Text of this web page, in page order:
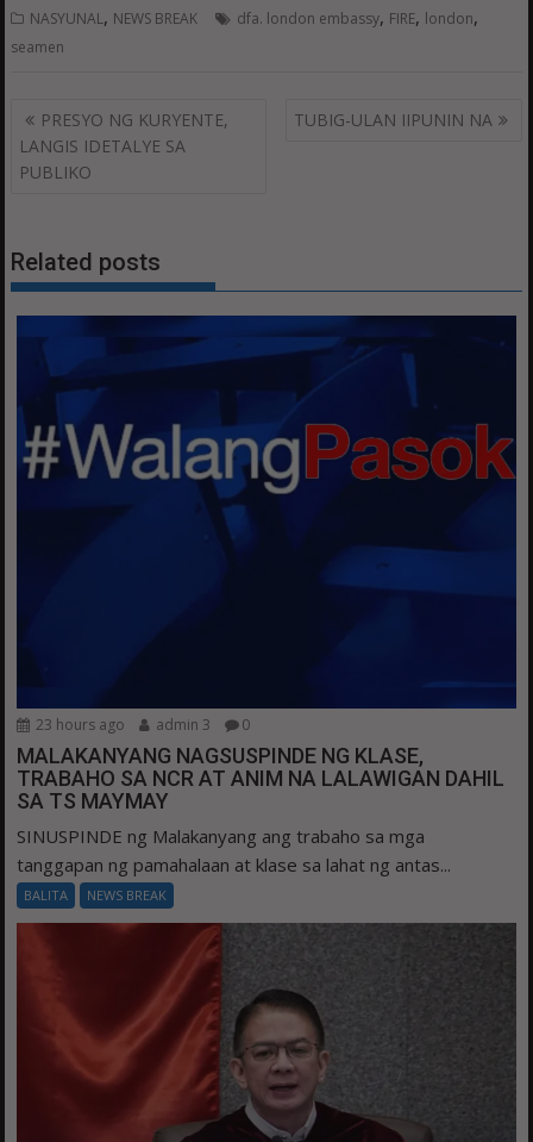
NASYUNAL, NEWS BREAK dfa. london embassy, FIRE, london,
seamen
Post
navigation
PRESYO NG KURYENTE,
LANGIS IDETALYE SA
PUBLIKO
TUBIG-ULAN IIPUNIN NA
Related posts
23 hours ago admin 3 0
MALAKANYANG NAGSUSPINDE NG KLASE,
TRABAHO SA NCR AT ANIM NA LALAWIGAN DAHIL
SA TS MAYMAY
SINUSPINDE ng Malakanyang ang trabaho sa mga
tanggapan ng pamahalaan at klase sa lahat ng antas...
BALITA NEWS BREAK